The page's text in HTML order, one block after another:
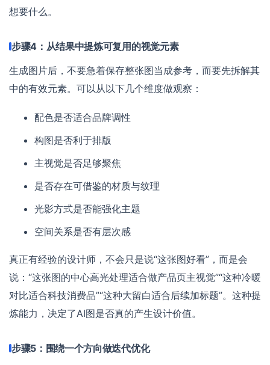
想要什么。
步骤4：从结果中提炼可复用的视觉元素
生成图片后，不要急着保存整张图当成参考，而要先拆解其
中的有效元素。可以从以下几个维度做观察：
配色是否适合品牌调性
构图是否利于排版
主视觉是否足够聚焦
是否存在可借鉴的材质与纹理
光影方式是否能强化主题
空间关系是否有层次感
真正有经验的设计师，不会只是说“这张图好看”，而是会
说：“这张图的中心高光处理适合做产品页主视觉”“这种冷暖
对比适合科技消费品”“这种大留白适合后续加标题”。这种提
炼能力，决定了AI图是否真的产生设计价值。
步骤5：围绕一个方向做迭代优化